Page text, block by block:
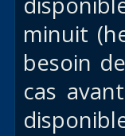
minuit
besoin
cas